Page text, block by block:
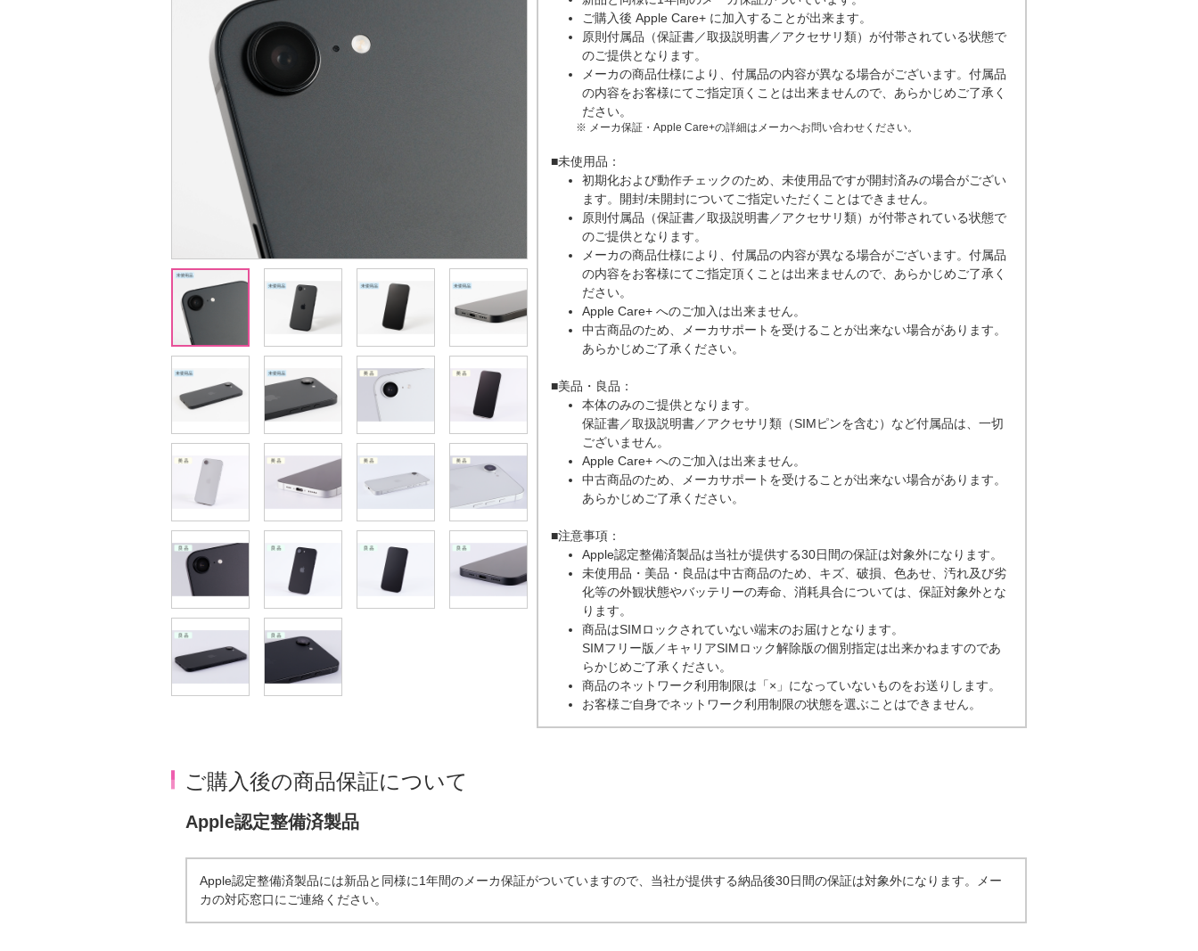
ご購入後 Apple Care+ に加入することが出来ます。
原則付属品（保証書／取扱説明書／アクセサリ類）が付帯されている状態で
のご提供となります。
メーカの商品仕様により、付属品の内容が異なる場合がございます。付属品
の内容をお客様にてご指定頂くことは出来ませんので、あらかじめご了承く
ださい。
メーカ保証・Apple Care+の詳細はメーカへお問い合わせください。
■未使用品：
初期化および動作チェックのため、未使用品ですが開封済みの場合がござい
ます。開封/未開封についてご指定いただくことはできません。
原則付属品（保証書／取扱説明書／アクセサリ類）が付帯されている状態で
のご提供となります。
メーカの商品仕様により、付属品の内容が異なる場合がございます。付属品
の内容をお客様にてご指定頂くことは出来ませんので、あらかじめご了承く
ださい。
Apple Care+ へのご加入は出来ません。
中古商品のため、メーカサポートを受けることが出来ない場合があります。
あらかじめご了承ください。
■美品・良品：
本体のみのご提供となります。
保証書／取扱説明書／アクセサリ類（SIMピンを含む）など付属品は、一切
ございません。
Apple Care+ へのご加入は出来ません。
中古商品のため、メーカサポートを受けることが出来ない場合があります。
あらかじめご了承ください。
■注意事項：
Apple認定整備済製品は当社が提供する30日間の保証は対象外になります。
未使用品・美品・良品は中古商品のため、キズ、破損、色あせ、汚れ及び劣
化等の外観状態やバッテリーの寿命、消耗具合については、保証対象外とな
ります。
商品はSIMロックされていない端末のお届けとなります。
SIMフリー版／キャリアSIMロック解除版の個別指定は出来かねますのであ
らかじめご了承ください。
商品のネットワーク利用制限は「×」になっていないものをお送りします。
お客様ご自身でネットワーク利用制限の状態を選ぶことはできません。
ご購入後の商品保証について
Apple認定整備済製品
Apple認定整備済製品には新品と同様に1年間のメーカ保証がついていますので、当社が提供する納品後30日間の保証は対象外になります。メー
カの対応窓口にご連絡ください。